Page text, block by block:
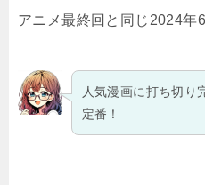
アニメ最終回と同じ2024年
人気漫画に打ち切り
定番！